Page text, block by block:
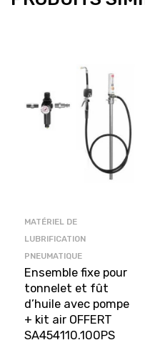
MATÉRIEL DE
LUBRIFICATION
PNEUMATIQUE
Ensemble fixe pour
tonnelet et fût
d’huile avec pompe
+ kit air OFFERT
SA454110.100PS